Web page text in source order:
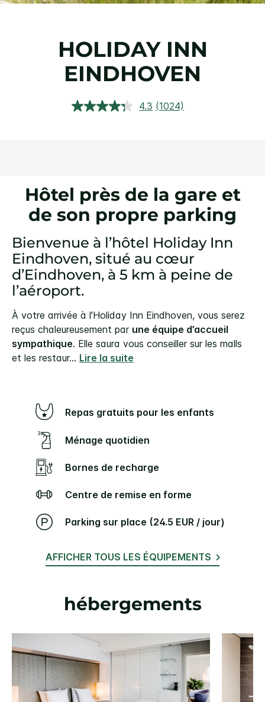
HOLIDAY INN
EINDHOVEN
4.3 Lire
(1024)
Hôtel près de la gare et
de son propre parking
Bienvenue à l’hôtel Holiday Inn
Eindhoven, situé au cœur
d’Eindhoven, à 5 km à peine de
l’aéroport.
À votre arrivée à l'Holiday Inn Eindhoven, vous serez
reçus chaleureusement par une équipe d’accueil
sympathique. Elle saura vous conseiller sur les malls
et les restaur... Lire la suite
Repas gratuits pour les enfants
Ménage quotidien
Bornes de recharge
Centre de remise en forme
Parking sur place (24.5 EUR / jour)
AFFICHER TOUS LES ÉQUIPEMENTS
hébergements